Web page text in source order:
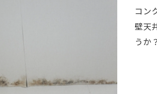
コン
壁天
うか